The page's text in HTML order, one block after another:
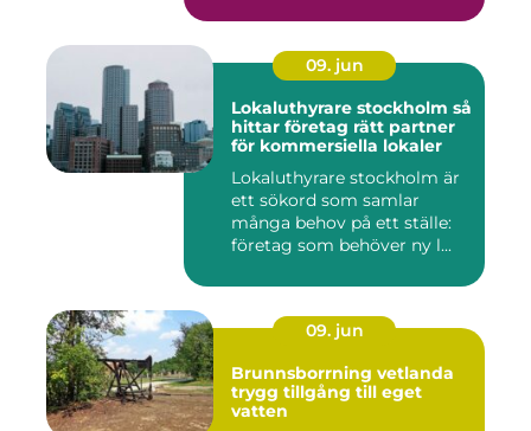
09. jun
Lokaluthyrare stockholm så
hittar företag rätt partner
för kommersiella lokaler
Lokaluthyrare stockholm är
ett sökord som samlar
många behov på ett ställe:
företag som behöver ny l...
09. jun
Brunnsborrning vetlanda
trygg tillgång till eget
vatten